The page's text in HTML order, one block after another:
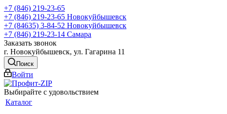
+7 (846) 219-23-65
+7 (846) 219-23-65 Новокуйбышевск
+7 (84635) 3-84-52 Новокуйбышевск
+7 (846) 219-23-14 Самара
Заказать звонок
г. Новокуйбышевск, ул. Гагарина 11
Поиск
Войти
Выбирайте с удовольствием
Каталог